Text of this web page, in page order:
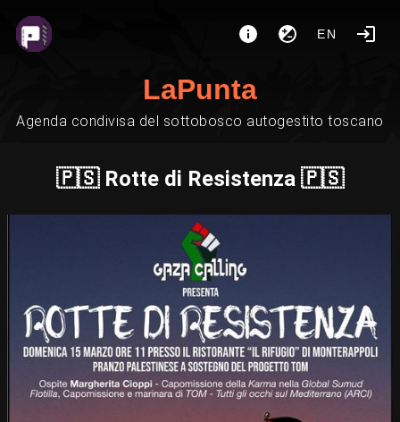
EN
LaPunta
Agenda condivisa del sottobosco autogestito toscano
🇵🇸 Rotte di Resistenza 🇵🇸